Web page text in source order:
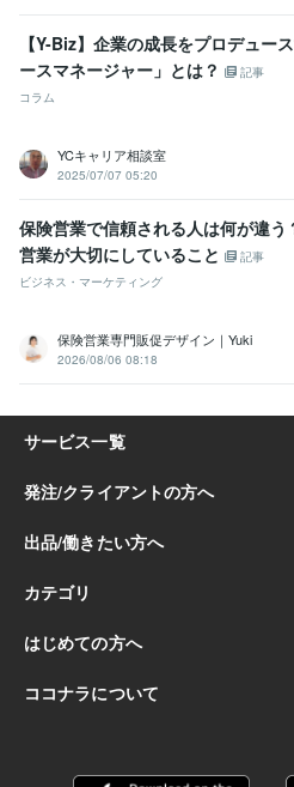
【Y-Biz】企業の成長をプロデュー
ースマネージャー」とは？
記事
コラム
YCキャリア相談室
2025/07/07 05:20
保険営業で信頼される人は何が違う
営業が大切にしていること
記事
ビジネス・マーケティング
保険営業専門販促デザイン｜Yuki
2026/08/06 08:18